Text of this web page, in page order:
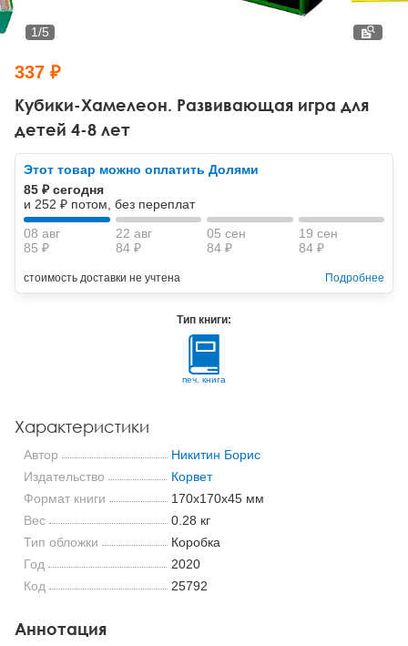
Тревожные расстройства, панические атаки
Другие направления психотерапии
Классический, эриксоновский гипноз и НЛП
НЛП
Социальная психология
Социальная и организационная психология
Классический и юнгианский психоанализ
Кубики-Хамелеон. Развивающая игра для
детей 4-8 лет
1/5
337 ₽
Этот товар можно оплатить Долями
85 ₽ сегодня
и 252 ₽ потом, без переплат
08 авг
85 ₽
22 авг
84 ₽
05 сен
84 ₽
19 сен
84 ₽
стоимость доставки не учтена Подробнее
Тип книги:
печ. книга
Характеристики
Автор
Никитин Борис
Издательство
Корвет
Формат книги
170x170x45 мм
Вес
0.28 кг
Тип обложки
Коробка
Год
2020
Код
25792
Аннотация